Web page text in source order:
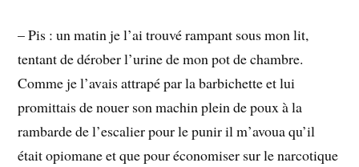
– Pis : un matin je l’ai trouvé rampant sous mon lit,
tentant de dérober l’urine de mon pot de chambre.
Comme je l’avais attrapé par la barbichette et lui
promittais de nouer son machin plein de poux à la
rambarde de l’escalier pour le punir il m’avoua qu’il
était opiomane et que pour économiser sur le narcotique